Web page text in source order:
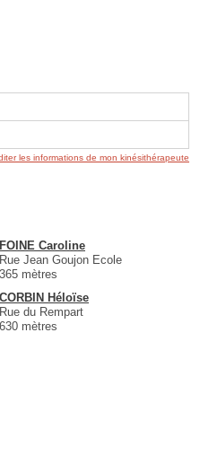
les informations de mon kinésithérapeute
FOINE Caroline
Rue Jean Goujon Ecole
365 mètres
CORBIN Héloïse
Rue du Rempart
630 mètres